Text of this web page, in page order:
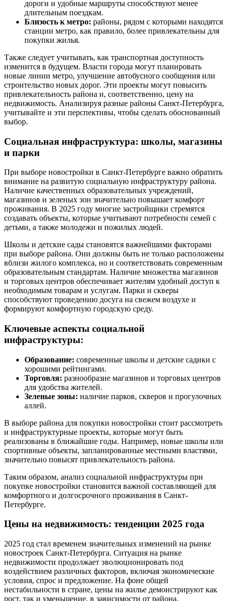
дороги и удобные маршруты способствуют менее
длительным поездкам.
Близость к метро: районы, рядом с которыми находятся
станции метро, как правило, более привлекательны для
покупки жилья.
Также следует учитывать, как транспортная доступность
изменится в будущем. Власти города могут планировать
новые линии метро, улучшение автобусного сообщения или
строительство новых дорог. Эти проекты могут повысить
привлекательность района и, соответственно, цену на
недвижимость. Анализируя разные районы Санкт-Петербурга,
учитывайте и эти перспективы, чтобы сделать обоснованный
выбор.
Социальная инфраструктура: школы, магазины
и парки
При выборе новостройки в Санкт-Петербурге важно обратить
внимание на развитую социальную инфраструктуру района.
Наличие качественных образовательных учреждений,
магазинов и зеленых зон значительно повышает комфорт
проживания. В 2025 году многие застройщики стремятся
создавать объекты, которые учитывают потребности семей с
детьми, а также молодежи и пожилых людей.
Школы и детские сады становятся важнейшими факторами
при выборе района. Они должны быть не только расположены
вблизи жилого комплекса, но и соответствовать современным
образовательным стандартам. Наличие множества магазинов
и торговых центров обеспечивает жителям удобный доступ к
необходимым товарам и услугам. Парки и скверы
способствуют проведению досуга на свежем воздухе и
формируют комфортную городскую среду.
Ключевые аспекты социальной
инфраструктуры:
Образование: современные школы и детские садики с
хорошими рейтингами.
Торговля: разнообразие магазинов и торговых центров
для удобства жителей.
Зеленые зоны: наличие парков, скверов и прогулочных
аллей.
В выборе района для покупки новостройки стоит рассмотреть
и инфраструктурные проекты, которые могут быть
реализованы в ближайшие годы. Например, новые школы или
спортивные объекты, запланированные местными властями,
значительно повысят привлекательность района.
Таким образом, анализ социальной инфраструктуры при
покупке новостройки становится важной составляющей для
комфортного и долгосрочного проживания в Санкт-
Петербурге.
Цены на недвижимость: тенденции 2025 года
2025 год стал временем значительных изменений на рынке
новостроек Санкт-Петербурга. Ситуация на рынке
недвижимости продолжает эволюционировать под
воздействием различных факторов, включая экономические
условия, спрос и предложение. На фоне общей
нестабильности в стране, цены на жилье демонстрируют как
рост, так и уменьшение, в зависимости от района.